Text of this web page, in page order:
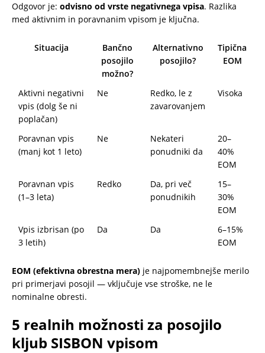
Odgovor je: odvisno od vrste negativnega vpisa. Razlika
med aktivnim in poravnanim vpisom je ključna.
Situacija
Bančno
posojilo
možno?
Alternativno
posojilo?
Tipična
EOM
Aktivni negativni
vpis (dolg še ni
poplačan)
Ne
Redko, le z
zavarovanjem
Visoka
Poravnan vpis
(manj kot 1 leto)
Ne
Nekateri
ponudniki da
20–
40%
EOM
Poravnan vpis
(1–3 leta)
Redko
Da, pri več
ponudnikih
15–
30%
EOM
Vpis izbrisan (po
3 letih)
Da Da
6–15%
EOM
EOM (efektivna obrestna mera) je najpomembnejše merilo
pri primerjavi posojil — vključuje vse stroške, ne le
nominalne obresti.
5 realnih možnosti za posojilo
kljub SISBON vpisom